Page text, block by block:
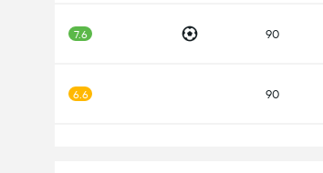
90
7.6
90
6.6